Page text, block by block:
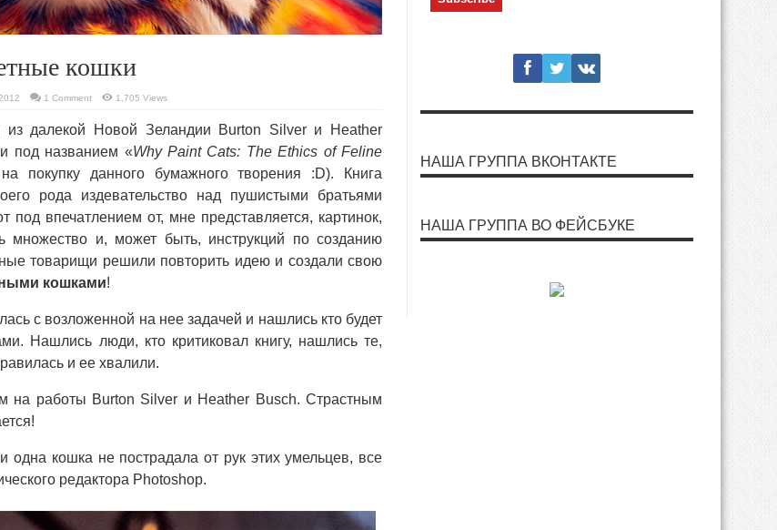
кошки
1 Comment 1,705 Views
из далекой Новой Зеландии Burton Silver и Heather
под названием «Why Paint Cats: The Ethics of Feline
покупку данного бумажного творения :D). Книга
рода издевательство над пушистыми братьями
впечатлением от, мне представляется, картинок,
множество и, может быть, инструкций по созданию
товарищи решили повторить идею и создали свою
кошками!
с возложенной на нее задачей и нашлись кто будет
Нашлись люди, кто критиковал книгу, нашлись те,
и ее хвалили.
на работы Burton Silver и Heather Busch. Страстным
одна кошка не пострадала от рук этих умельцев, все
редактора Photoshop.
НАША ГРУППА ВКОНТАКТЕ
НАША ГРУППА ВО ФЕЙСБУКЕ